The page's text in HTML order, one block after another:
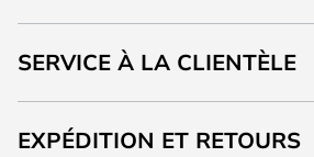
SERVICE À LA CLIENTÈLE
EXPÉDITION ET RETOURS